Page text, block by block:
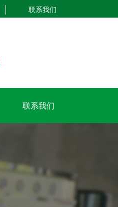
联系我们
联系我们